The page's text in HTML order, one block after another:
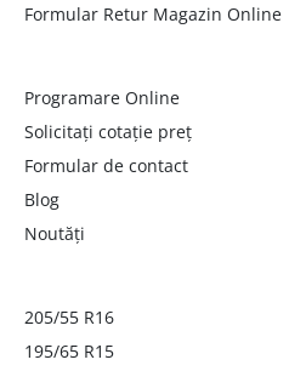
Formular Retur Magazin Online
Programare Online
Solicitați cotație preț
Formular de contact
Blog
Noutăți
205/55 R16
195/65 R15